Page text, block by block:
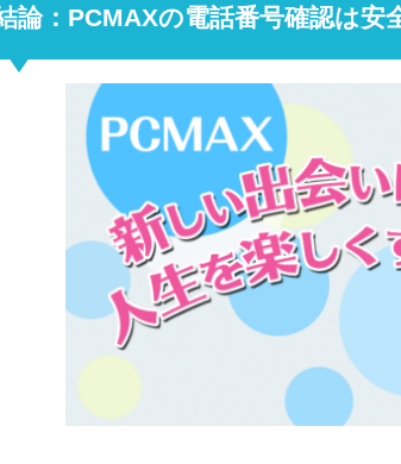
論：PCMAXの電話番号確認は安